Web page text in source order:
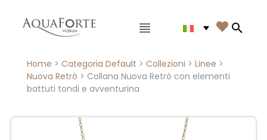
Menù principale 
Home > Categoria Default > Collezioni > Linee >
Nuova Retrò > Collana Nuova Retrò con elementi
battuti tondi e avventurina